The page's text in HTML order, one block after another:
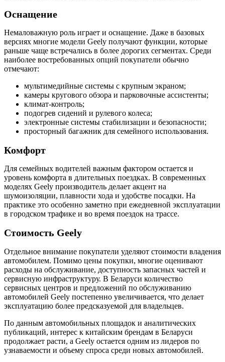
Оснащение
Немаловажную роль играет и оснащение. Даже в базовых
версиях многие модели Geely получают функции, которые
раньше чаще встречались в более дорогих сегментах. Среди
наиболее востребованных опций покупатели обычно
отмечают:
мультимедийные системы с крупным экраном;
камеры кругового обзора и парковочные ассистенты;
климат-контроль;
подогрев сидений и рулевого колеса;
электронные системы стабилизации и безопасности;
просторный багажник для семейного использования.
Комфорт
Для семейных водителей важным фактором остается и
уровень комфорта в длительных поездках. В современных
моделях Geely производитель делает акцент на
шумоизоляции, плавности хода и удобстве посадки. На
практике это особенно заметно при ежедневной эксплуатации
в городском трафике и во время поездок на трассе.
Стоимость Geely
Отдельное внимание покупатели уделяют стоимости владения
автомобилем. Помимо цены покупки, многие оценивают
расходы на обслуживание, доступность запасных частей и
сервисную инфраструктуру. В Беларуси количество
сервисных центров и предложений по обслуживанию
автомобилей Geely постепенно увеличивается, что делает
эксплуатацию более предсказуемой для владельцев.
По данным автомобильных площадок и аналитических
публикаций, интерес к китайским брендам в Беларуси
продолжает расти, а Geely остается одним из лидеров по
узнаваемости и объему спроса среди новых автомобилей.